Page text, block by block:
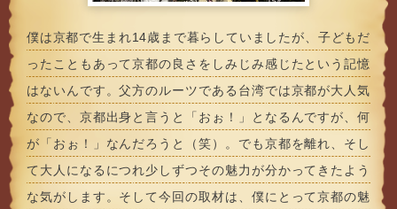
僕は京都で生まれ14歳まで暮らしていましたが、子どもだ
ったこともあって京都の良さをしみじみ感じたという記憶
はないんです。父方のルーツである台湾では京都が大人気
なので、京都出身と言うと「おぉ！」となるんですが、何
が「おぉ！」なんだろうと（笑）。でも京都を離れ、そし
て大人になるにつれ少しずつその魅力が分かってきたよう
な気がします。そして今回の取材は、僕にとって京都の魅